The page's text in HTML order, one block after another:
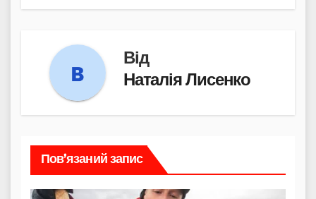
Від
Наталія Лисенко
Пов’язаний запис